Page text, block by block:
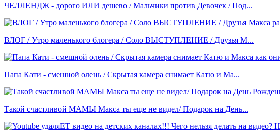
ЧЕЛЛЕНДЖ - дорого ИЛИ дешево / Мальчики против Девочек / Под...
ВЛОГ / Утро маленького блогера / Соло ВЫСТУПЛЕНИЕ / Друзья М...
Папа Кати - смешной олень / Скрытая камера снимает Катю и Ма...
Такой счастливой МАМЫ Макса ты еще не видел/ Подарок на День...